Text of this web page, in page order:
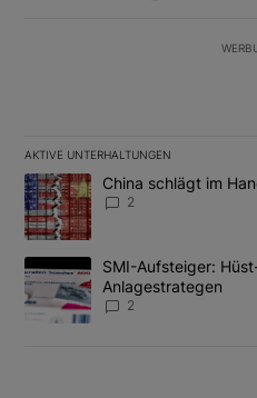
AKTIVE UNTERHALTUNGEN
Das Folgende ist eine Liste
Ein Trendartikel mit dem Titel
China schlägt im
2
Ein Trendartikel mit dem Titel
SMI-Aufsteiger:
Anlagestrategen
2